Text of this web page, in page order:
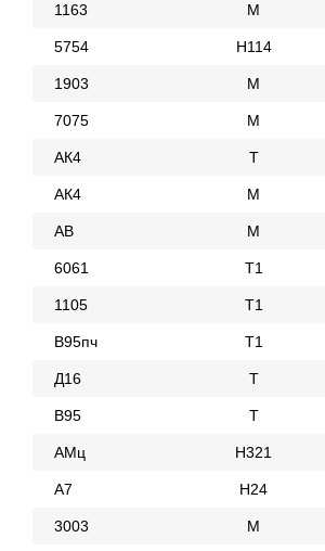
1163 М
5754 Н114
1903 М
7075 М
АК4 Т
АК4 М
АВ М
6061 Т1
1105 Т1
В95пч Т1
Д16 Т
В95 Т
АМц Н321
А7 Н24
3003 М